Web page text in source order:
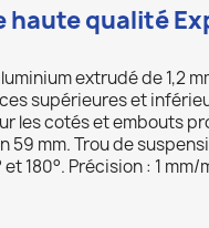
haute qualité
extrudé de 1,2
supérieures et
les cotés et embouts
59 mm. Trou de
180°. Précision : 1 mm/